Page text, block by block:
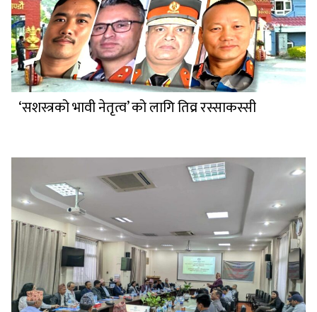
‘सशस्त्रको भावी नेतृत्व’ को लागि तिव्र रस्साकस्सी